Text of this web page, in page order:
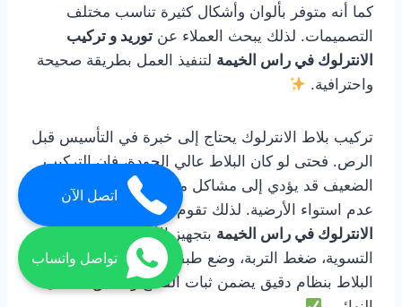
كما أنه متوفر بألوان وأشكال كثيرة تناسب مختلف
التصميمات. لذلك يبحث العملاء عن توريد و تركيب
الانترلوك في راس الخيمة لتنفيذ العمل بطريقة صحيحة
واحترافية.
تركيب بلاط الانترلوك يحتاج إلى خبرة في التأسيس قبل
الرص. فحتى لو كان البلاط عالي الجودة، فإن التركيب
الضعيف قد يؤدي إلى مشاكل مستقبلية مثل الهبوط أو
عدم استواء الأرضية. لذلك تقوم توريد و تركيب
الانترلوك في راس الخيمة بتجهيز الأرض جيدًا من خلال
التسوية، ضغط التربة، وضع طبقة مناسبة، ثم تركيب
البلاط بنظام دقيق يضمن ثبات القطع وتناسق الشكل
اتصل الآن
تواصل واتساب